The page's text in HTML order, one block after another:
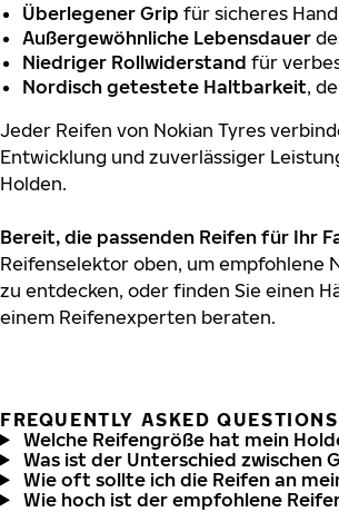
Überlegener Grip für sicheres
Außergewöhnliche Lebensdauer
Niedriger Rollwiderstand für
Nordisch getestete Haltbarkeit,
Jeder Reifen von Nokian Tyres
Entwicklung und zuverlässiger
Holden.
Bereit, die passenden Reifen für Ihr
Reifenselektor oben, um empfohlene
zu entdecken, oder finden Sie einen
einem Reifenexperten beraten.
FREQUENTLY ASKED QUESTIONS
Welche Reifengröße hat mein
Was ist der Unterschied zwischen
Wie oft sollte ich die Reifen an
Wie hoch ist der empfohlene